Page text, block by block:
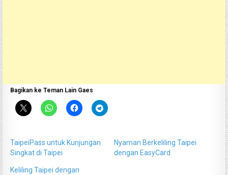
Bagikan ke Teman Lain Gaes
TaipeiPass untuk Kunjungan
Singkat di Taipei
Nyaman Berkeliling Taipei
dengan EasyCard
Keliling Taipei dengan